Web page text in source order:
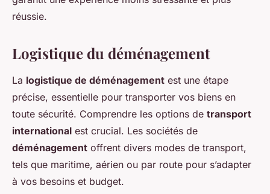
réussie.
Logistique du déménagement
La logistique de déménagement est une étape
précise, essentielle pour transporter vos biens en
toute sécurité. Comprendre les options de transport
international est crucial. Les sociétés de
déménagement offrent divers modes de transport,
tels que maritime, aérien ou par route pour s’adapter
à vos besoins et budget.